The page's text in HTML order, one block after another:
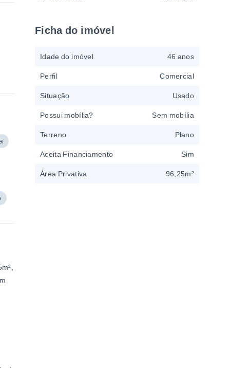
Ficha do imóvel
Idade do imóvel 46 anos
Perfil Comercial
Situação Usado
Possui mobília? Sem mobília
Terreno Plano
Aceita Financiamento Sim
Área Privativa 96,25m²